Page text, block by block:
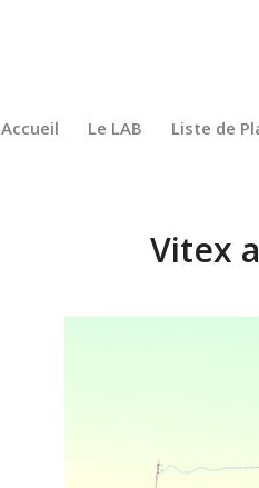
Accueil Le LAB Liste de
Vitex